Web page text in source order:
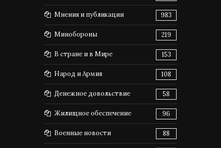
Мнения и публикации 983
Минобороны 219
В стране и в Мире 153
Народ и Армия 108
Денежное довольствие 58
Жилищное обеспечение 96
Военные новости 88